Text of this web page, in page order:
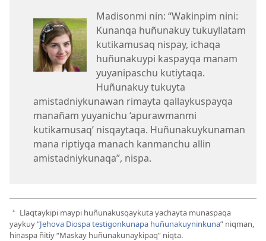
Madisonmi nin: “Wakinpim nini:
Kunanqa huñunakuy tukuyllatam
kutikamusaq nispay, ichaqa
huñunakuypi kaspayqa manam
yuyanipaschu kutiytaqa.
Huñunakuy tukuyta
amistadniykunawan rimayta qallaykuspayqa
manañam yuyanichu ‘apurawmanmi
kutikamusaq’ nisqaytaqa. Huñunakuykunaman
mana riptiyqa manach kanmanchu allin
amistadniykunaqa”, nispa.
a Llaqtaykipi maypi huñunakusqaykuta yachayta munaspaqa
yaykuy “Jehova Diospa testigonkunapa huñunakuyninkuna” niqman,
hinaspa ñitiy “Maskay huñunakunaykipaq” niqta.